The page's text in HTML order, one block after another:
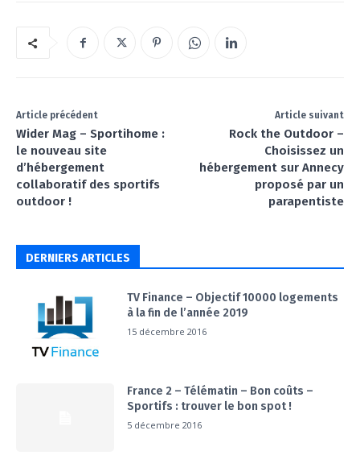
Article précédent
Wider Mag – Sportihome :
le nouveau site
d’hébergement
collaboratif des sportifs
outdoor !
Article suivant
Rock the Outdoor –
Choisissez un
hébergement sur Annecy
proposé par un
parapentiste
DERNIERS ARTICLES
TV Finance – Objectif 10000 logements
à la fin de l’année 2019
15 décembre 2016
France 2 – Télématin – Bon coûts –
Sportifs : trouver le bon spot !
5 décembre 2016